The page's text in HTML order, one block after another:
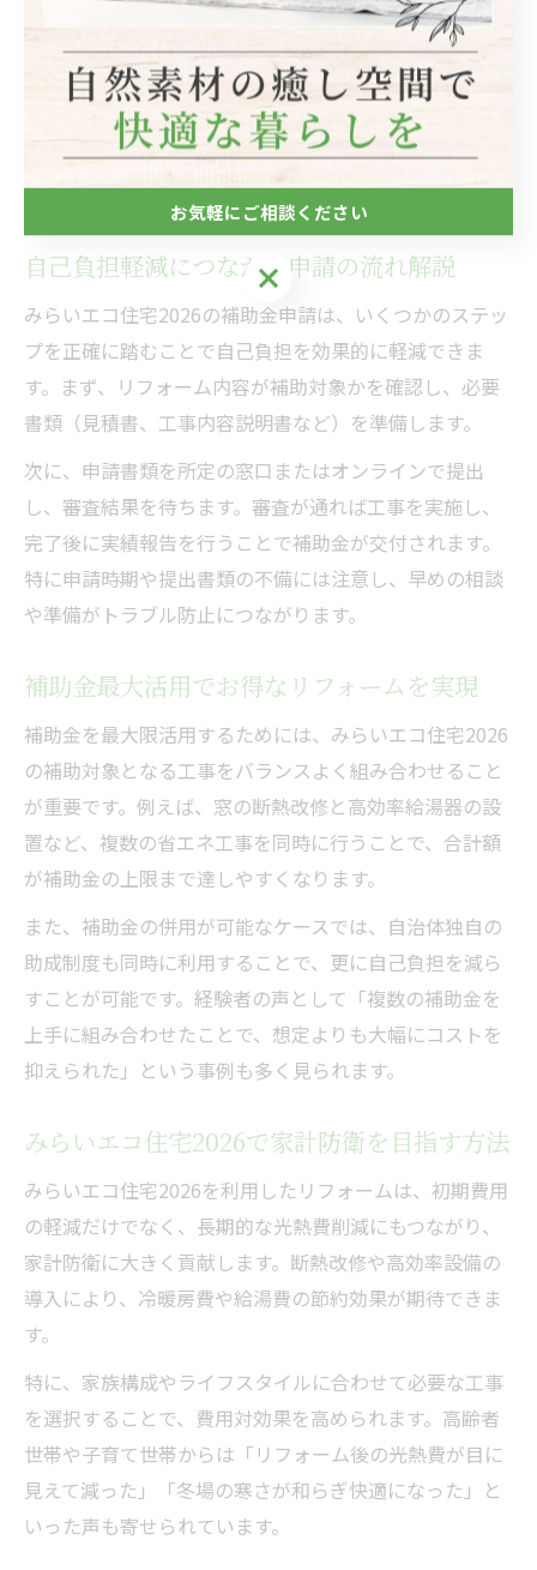
特に、省エネ性能の高い窓や断熱材の導入、エコな給湯
器の設置など、補助対象となる工事を組み合わせること
で、補助金の上限額まで活用できるケースが多いです。
リフォーム会社や専門家と事前に相談し、自宅の現状や
希望に合った工事内容を選ぶことが成功のポイントにな
ります。
自己負担軽減につながる申請の流れ解説
みらいエコ住宅2026の補助金申請は、いくつかのステッ
プを正確に踏むことで自己負担を効果的に軽減できま
す。まず、リフォーム内容が補助対象かを確認し、必要
書類（見積書、工事内容説明書など）を準備します。
次に、申請書類を所定の窓口またはオンラインで提出
し、審査結果を待ちます。審査が通れば工事を実施し、
完了後に実績報告を行うことで補助金が交付されます。
特に申請時期や提出書類の不備には注意し、早めの相談
や準備がトラブル防止につながります。
補助金最大活用でお得なリフォームを実現
補助金を最大限活用するためには、みらいエコ住宅2026
の補助対象となる工事をバランスよく組み合わせること
が重要です。例えば、窓の断熱改修と高効率給湯器の設
置など、複数の省エネ工事を同時に行うことで、合計額
が補助金の上限まで達しやすくなります。
また、補助金の併用が可能なケースでは、自治体独自の
助成制度も同時に利用することで、更に自己負担を減ら
すことが可能です。経験者の声として「複数の補助金を
上手に組み合わせたことで、想定よりも大幅にコストを
抑えられた」という事例も多く見られます。
みらいエコ住宅2026で家計防衛を目指す方法
みらいエコ住宅2026を利用したリフォームは、初期費用
の軽減だけでなく、長期的な光熱費削減にもつながり、
家計防衛に大きく貢献します。断熱改修や高効率設備の
導入により、冷暖房費や給湯費の節約効果が期待できま
す。
特に、家族構成やライフスタイルに合わせて必要な工事
を選択することで、費用対効果を高められます。高齢者
世帯や子育て世帯からは「リフォーム後の光熱費が目に
見えて減った」「冬場の寒さが和らぎ快適になった」と
いった声も寄せられています。
お気軽にご相談ください
お気軽にご相談ください